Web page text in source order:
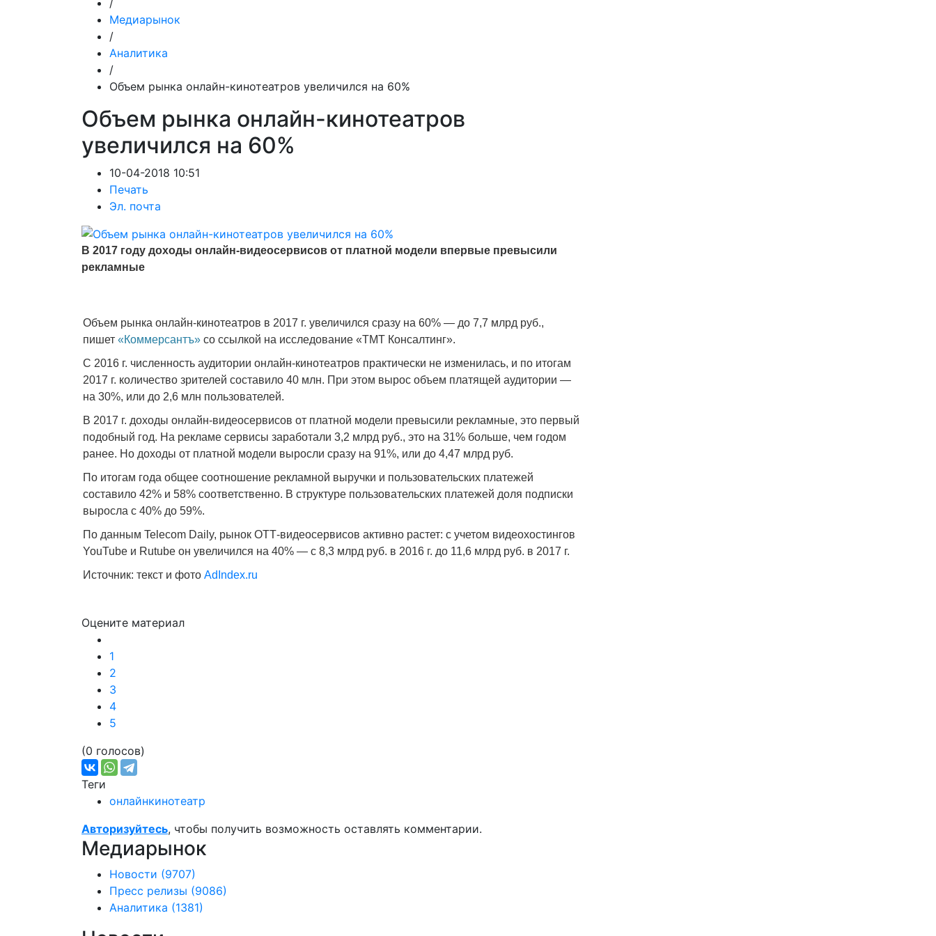
/
Медиарынок
/
Аналитика
/
Объем рынка онлайн-кинотеатров увеличился на 60%
Объем рынка онлайн-кинотеатров
увеличился на 60%
10-04-2018 10:51
Печать
Эл. почта
В 2017 году доходы онлайн-видеосервисов от платной модели впервые превысили
рекламные
Объем рынка онлайн-кинотеатров в 2017 г. увеличился сразу на 60% — до 7,7 млрд руб.,
пишет «Коммерсантъ» со ссылкой на исследование «ТМТ Консалтинг».
С 2016 г. численность аудитории онлайн-кинотеатров практически не изменилась, и по итогам
2017 г. количество зрителей составило 40 млн. При этом вырос объем платящей аудитории —
на 30%, или до 2,6 млн пользователей.
В 2017 г. доходы онлайн-видеосервисов от платной модели превысили рекламные, это первый
подобный год. На рекламе сервисы заработали 3,2 млрд руб., это на 31% больше, чем годом
ранее. Но доходы от платной модели выросли сразу на 91%, или до 4,47 млрд руб.
По итогам года общее соотношение рекламной выручки и пользовательских платежей
составило 42% и 58% соответственно. В структуре пользовательских платежей доля подписки
выросла с 40% до 59%.
По данным Telecom Daily, рынок ОТТ-видеосервисов активно растет: с учетом видеохостингов
YouTube и Rutube он увеличился на 40% — с 8,3 млрд руб. в 2016 г. до 11,6 млрд руб. в 2017 г.
Источник: текст и фото AdIndex.ru
Подробнее:
Оцените материал
1
2
3
4
5
(0 голосов)
Теги
онлайнкинотеатр
Авторизуйтесь, чтобы получить возможность оставлять комментарии.
Медиарынок
Новости (9707)
Пресс релизы (9086)
Аналитика (1381)